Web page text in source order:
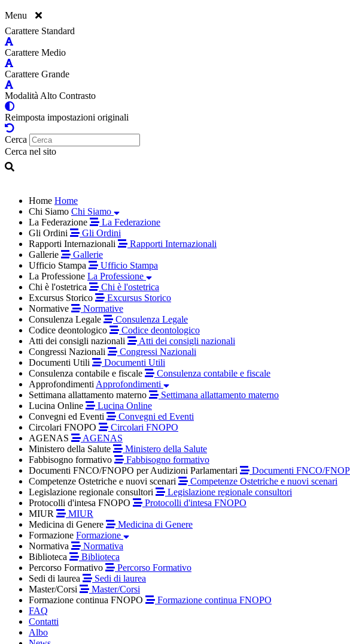
Menu
Carattere Standard
Carattere Medio
Carattere Grande
Modalità Alto Contrasto
Reimposta impostazioni originali
Cerca
Cerca nel sito
Home Home
Chi Siamo Chi Siamo
La Federazione
La Federazione
Gli Ordini
Gli Ordini
Rapporti Internazionali
Rapporti Internazionali
Gallerie
Gallerie
Ufficio Stampa
Ufficio Stampa
La Professione La Professione
Chi è l'ostetrica
Chi è l'ostetrica
Excursus Storico
Excursus Storico
Normative
Normative
Consulenza Legale
Consulenza Legale
Codice deontologico
Codice deontologico
Atti dei consigli nazionali
Atti dei consigli nazionali
Congressi Nazionali
Congressi Nazionali
Documenti Utili
Documenti Utili
Consulenza contabile e fiscale
Consulenza contabile e fiscale
Approfondimenti Approfondimenti
Settimana allattamento materno
Settimana allattamento materno
Lucina Online
Lucina Online
Convegni ed Eventi
Convegni ed Eventi
Circolari FNOPO
Circolari FNOPO
AGENAS
AGENAS
Ministero della Salute
Ministero della Salute
Fabbisogno formativo
Fabbisogno formativo
Documenti FNCO/FNOPO per Audizioni Parlamentari
Documenti FNCO/
Competenze Ostetriche e nuovi scenari
Competenze Ostetriche e nuovi scenari
Legislazione regionale consultori
Legislazione regionale consultori
Protocolli d'intesa FNOPO
Protocolli d'intesa FNOPO
MIUR
MIUR
Medicina di Genere
Medicina di Genere
Formazione Formazione
Normativa
Normativa
Biblioteca
Biblioteca
Percorso Formativo
Percorso Formativo
Sedi di laurea
Sedi di laurea
Master/Corsi
Master/Corsi
Formazione continua FNOPO
Formazione continua FNOPO
FAQ
Contatti
Albo